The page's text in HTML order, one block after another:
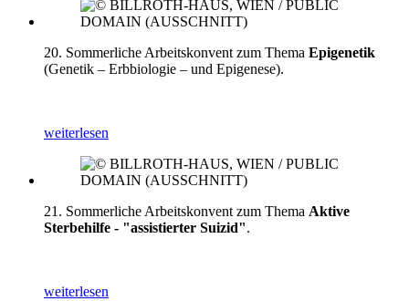
20. Sommerliche Arbeitskonvent zum Thema Epigenetik
(Genetik – Erbbiologie – und Epigenese).
weiterlesen
21. Sommerliche Arbeitskonvent zum Thema Aktive
Sterbehilfe - "assistierter Suizid".
weiterlesen